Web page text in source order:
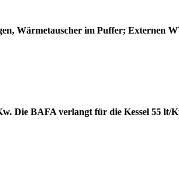
Wärmetauscher im Puffer; Externen
Die BAFA verlangt für die Kessel 55 lt/